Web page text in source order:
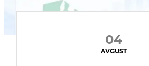
04
AVGUST